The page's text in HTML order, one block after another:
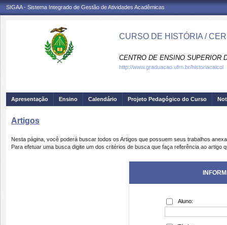
SIGAA - Sistema Integrado de Gestão de Atividades Acadêmicas
CURSO DE HISTÓRIA /
CENTRO DE ENSINO SUPERIOR
http://www.graduacao.ufrn.br/historiacaicol
Apresentação Ensino Calendário Projeto Pedagógico do Curso
Artigos
Nesta página, você poderá buscar todos os Artigos que possuem seus trabalhos
Para efetuar uma busca digite um dos critérios de busca que faça referência ao artigo
Aluno: